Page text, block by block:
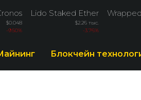
$0.048
-9.50%
Lido Staked Ether
$2.26 тыс.
-3.76%
Блокчейн